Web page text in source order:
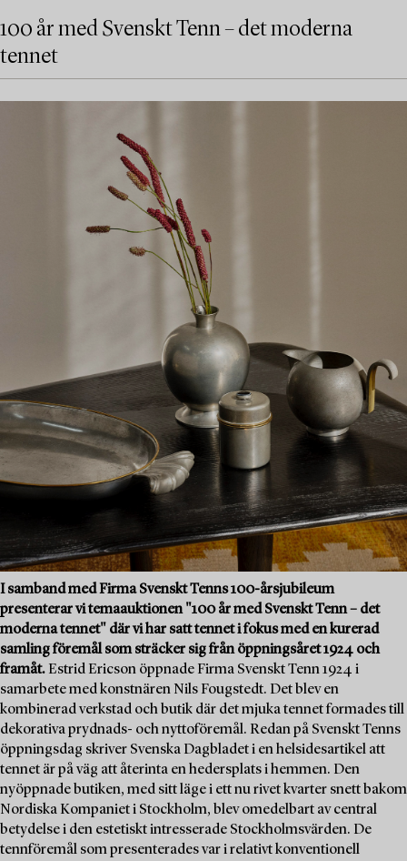
100 år med Svenskt Tenn – det moderna
tennet
I samband med Firma Svenskt Tenns 100-årsjubileum
presenterar vi temaauktionen "100 år med Svenskt Tenn – det
moderna tennet" där vi har satt tennet i fokus med en kurerad
samling föremål som sträcker sig från öppningsåret 1924 och
framåt. Estrid Ericson öppnade Firma Svenskt Tenn 1924 i
samarbete med konstnären Nils Fougstedt. Det blev en
kombinerad verkstad och butik där det mjuka tennet formades till
dekorativa prydnads- och nyttoföremål. Redan på Svenskt Tenns
öppningsdag skriver Svenska Dagbladet i en helsidesartikel att
tennet är på väg att återinta en hedersplats i hemmen. Den
nyöppnade butiken, med sitt läge i ett nu rivet kvarter snett bakom
Nordiska Kompaniet i Stockholm, blev omedelbart av central
betydelse i den estetiskt intresserade Stockholmsvärden. De
tennföremål som presenterades var i relativt konventionell